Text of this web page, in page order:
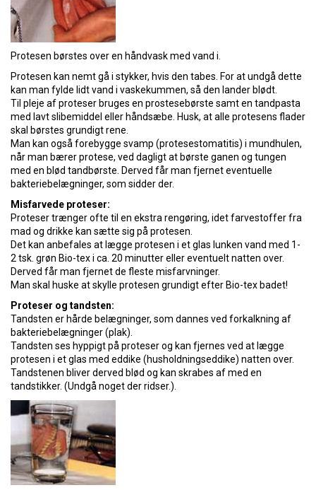
Protesen børstes over en håndvask med vand i.
Protesen kan nemt gå i stykker, hvis den tabes. For at undgå dette
kan man fylde lidt vand i vaskekummen, så den lander blødt.
Til pleje af proteser bruges en prostesebørste samt en tandpasta
med lavt slibemiddel eller håndsæbe. Husk, at alle protesens flader
skal børstes grundigt rene.
Man kan også forebygge svamp (protesestomatitis) i mundhulen,
når man bærer protese, ved dagligt at børste ganen og tungen
med en blød tandbørste. Derved får man fjernet eventuelle
bakteriebelægninger, som sidder der.
Misfarvede proteser:
Proteser trænger ofte til en ekstra rengøring, idet farvestoffer fra
mad og drikke kan sætte sig på protesen.
Det kan anbefales at lægge protesen i et glas lunken vand med 1-
2 tsk. grøn Bio-tex i ca. 20 minutter eller eventuelt natten over.
Derved får man fjernet de fleste misfarvninger.
Man skal huske at skylle protesen grundigt efter Bio-tex badet!
Proteser og tandsten:
Tandsten er hårde belægninger, som dannes ved forkalkning af
bakteriebelægninger (plak).
Tandsten ses hyppigt på proteser og kan fjernes ved at lægge
protesen i et glas med eddike (husholdningseddike) natten over.
Tandstenen bliver derved blød og kan skrabes af med en
tandstikker. (Undgå noget der ridser.).